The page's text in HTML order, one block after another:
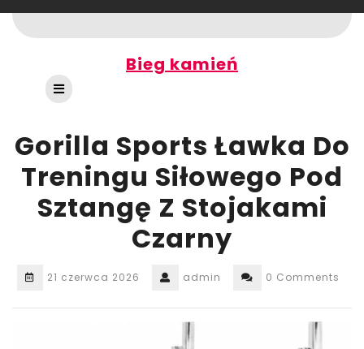
to
content
Bieg kamień
Open
Button
Gorilla Sports Ławka Do
Treningu Siłowego Pod
Sztangę Z Stojakami
Czarny
21 czerwca 2026 admin 0 Comments